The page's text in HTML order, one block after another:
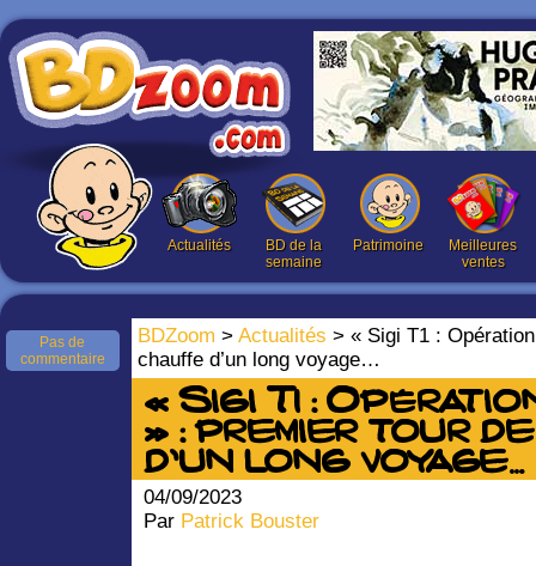
Actualités
BD de la
semaine
Patrimoine
Meilleures
ventes
BDZoom > Actualités > « Sigi T1 :
chauffe d’un long voyage…
Pas de
commentaire
« Sigi T1 :
» : premier tour
d’un long voyage…
04/09/2023
Par Patrick Bouster